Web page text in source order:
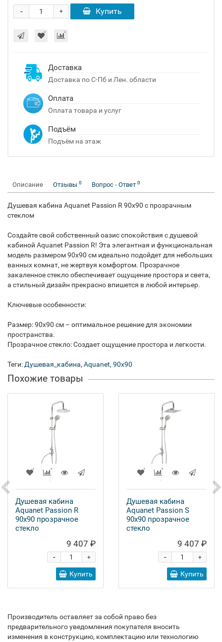
+
- Купить
Доставка
Доставка по С-Пб и Лен. области
Оплата
Оплата товара и услуг
Подъём
Подъём на этаж
Описание Отзывы 0 Вопрос - Ответ 0
Душевая кабина Aquanet Passion R 90x90 с прозрачным
стеклом
Создайте свой собственный оазис спокойствия с душевой
кабиной Aquanet Passion R! Эта элегантная и функциональная
модель размером 90x90 см идеально подойдет для небольших
ванных комнат, не жертвуя комфортом. Прозрачное
закаленное стекло обеспечивает ощущение простора и света,
а стильный дизайн прекрасно впишется в любой интерьер.
Ключевые особенности:
Размер: 90x90 см – оптимальное решение для экономии
пространства.
Прозрачное стекло: Создает ощущение простора и легкости.
Теги: Душевая_кабина, Aquanet, 90x90
Похожие товары
Душевая кабина
Aquanet Passion R
90x90 прозрачное
стекло
9 407 ₽
+
-
Купить
Душевая кабина
Aquanet Passion S
90x90 прозрачное
стекло
9 407 ₽
+
-
Купить
Производитель оставляет за собой право без
предварительного уведомления покупателя вносить
изменения в конструкцию, комплектацию или технологию